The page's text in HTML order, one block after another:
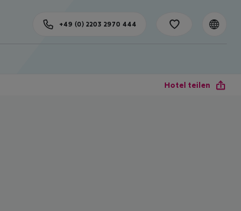
+49 (0) 2203 2970 444
Hotel teilen